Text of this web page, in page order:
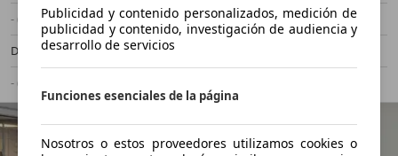
- (Propietarios)
Manual
Diésel
- (g/km)
Publicidad y contenido personalizados, medición de
publicidad y contenido, investigación de audiencia y
desarrollo de servicios
Funciones esenciales de la página
Nosotros o estos proveedores utilizamos cookies o